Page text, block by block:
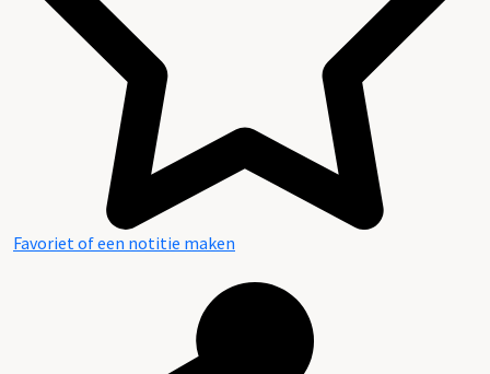
Inhoud en structuur van het archief
Favoriet of een notitie maken